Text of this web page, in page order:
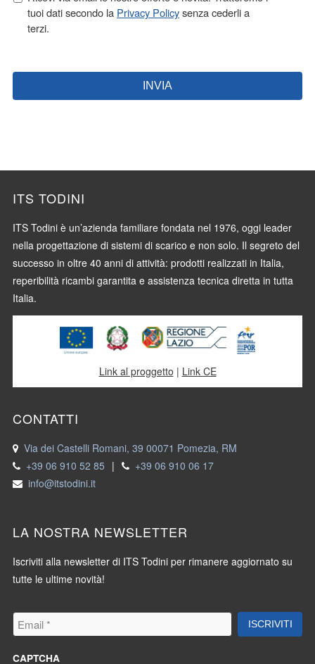
tuoi dati secondo la Privacy Policysenza cederli a
terzi.
INVIA
ITS TODINI
ITS Todini è un’azienda familiare fondata nel 1976, oggi leader
nella progettazione di sistemi di scarico e non solo. Il segreto del
successo in oltre 40 anni di attività: prodotti realizzati in Italia,
reperibilità ricambi garantita e assistenza tecnica diretta in tutta
Italia.
Link al proggetto | Link CE
CONTATTI
Via dei Castelli Romani, 39 00071 Pomezia, RM
+39 06 910 52 85 |
+39 06 910 06 17
info@itstodini.it
LA NOSTRA NEWSLETTER
Iscriviti alla newsletter di ITS Todini per rimanere aggiornato su
tutte le ultime novità!
Email
CAPTCHA
ISCRIVITI